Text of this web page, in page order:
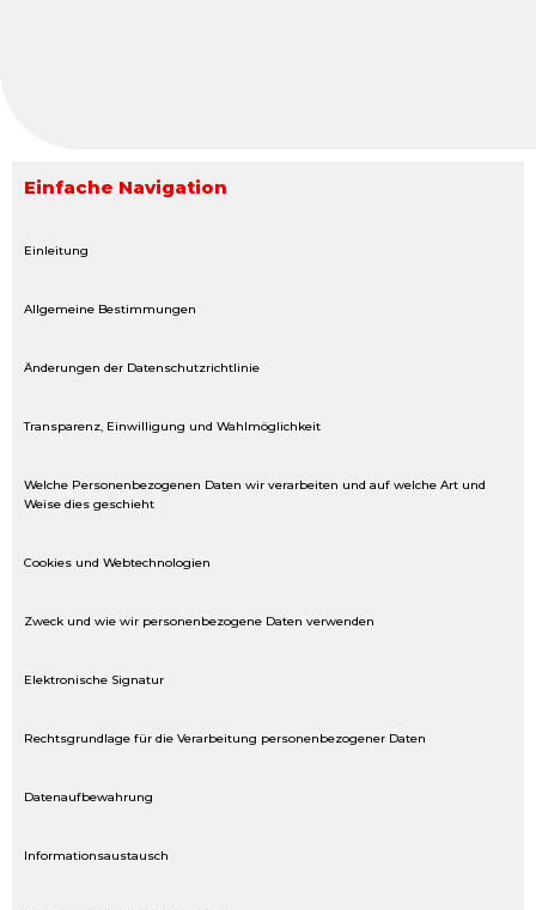
Einfache Navigation
Einleitung
Allgemeine Bestimmungen
Änderungen der Datenschutzrichtlinie
Transparenz, Einwilligung und Wahlmöglichkeit
Welche Personenbezogenen Daten wir verarbeiten und auf welche Art und
Weise dies geschieht
Cookies und Webtechnologien
Zweck und wie wir personenbezogene Daten verwenden
Elektronische Signatur
Rechtsgrundlage für die Verarbeitung personenbezogener Daten
Datenaufbewahrung
Informationsaustausch